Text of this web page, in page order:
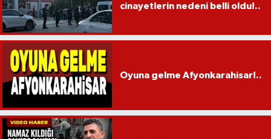
cinayetlerin nedeni belli oldu!..
Oyuna gelme Afyonkarahisar!..